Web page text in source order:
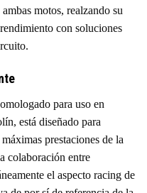
motos, realzando su
con soluciones
para uso en
está diseñado para
prestaciones de la
colaboración entre
el aspecto racing de